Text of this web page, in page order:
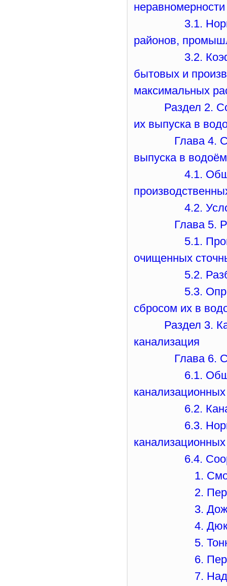
неравномерности
3.1.
районов,
3.2.
бытовых и
максимальных
Раздел 2.
их выпуска в
Глава 4.
выпуска в
4.1.
4.2.
Глава 5.
5.1.
очищенных
5.2.
5.3.
сбросом их в
Раздел 3.
канализация
Глава 6.
6.1.
6.2.
6.3.
канализационных
6.4.
1.
2.
3.
4.
5.
6.
7.